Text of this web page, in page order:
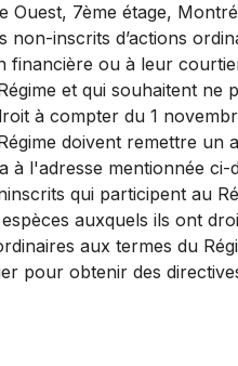
Ouest, 7ème étage,
inscrits d’actions
financière ou à leur
et qui souhaitent ne
à compter du 1
doivent remettre un
à l'adresse mentionnée
qui participent au
auxquels ils ont
aux termes du
pour obtenir des